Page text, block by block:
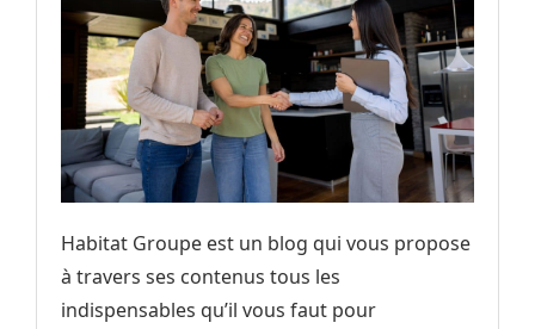
Habitat Groupe est un blog qui vous propose
à travers ses contenus tous les
indispensables qu’il vous faut pour